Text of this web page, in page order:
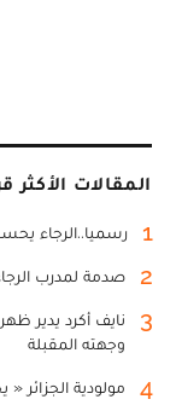
المقالات الأكثر
1 رسميا..الرجاء
2 صدمة لمدرب
3
نايف أكرد يدير
وجهته المقبلة
4 مولودية الجزائر